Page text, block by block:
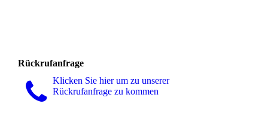
Rückrufanfrage
Klicken Sie hier um zu unserer
Rückrufanfrage zu kommen